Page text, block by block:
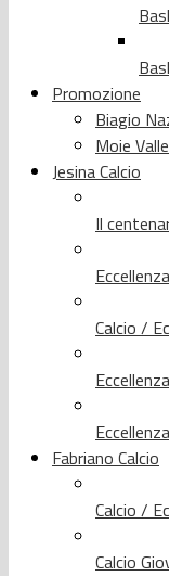
Promozione
Biagio
Moie
Jesina Calcio
Il
Calcio /
Fabriano Calcio
Calcio /
Calcio